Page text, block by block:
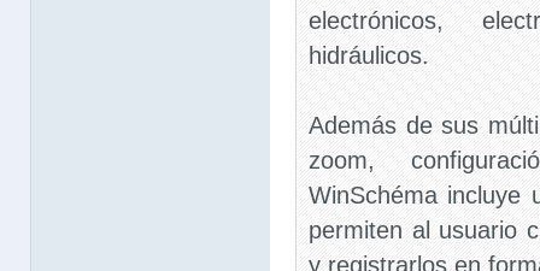
electrónicos,
hidráulicos.
Además de sus
zoom,
WinSchéma incluye
permiten al usuario
y registrarlos en